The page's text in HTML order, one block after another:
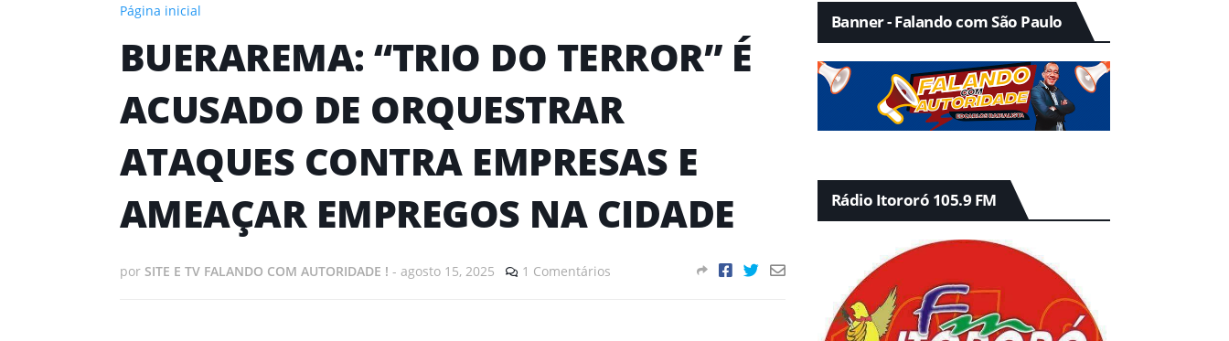
Página inicial
BUERAREMA: “TRIO DO TERROR” É
ACUSADO DE ORQUESTRAR
ATAQUES CONTRA EMPRESAS E
AMEAÇAR EMPREGOS NA CIDADE
por SITE E TV FALANDO COM AUTORIDADE ! - agosto 15, 2025 1 Comentários
Banner - Falando com São Paulo
Rádio Itororó 105.9 FM